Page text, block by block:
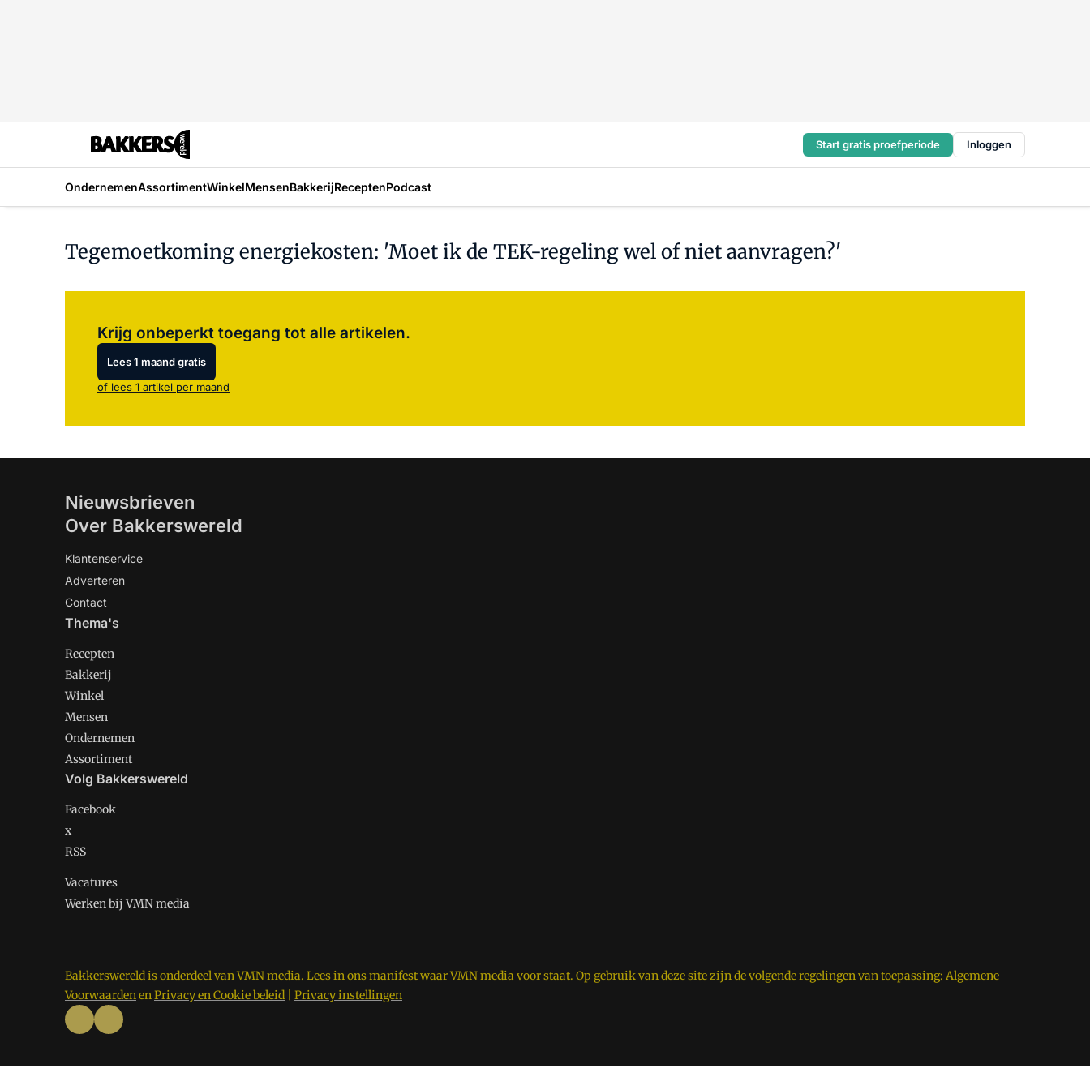
Start gratis proefperiode Inloggen
OndernemenAssortimentWinkelMensenBakkerijReceptenPodcast
Tegemoetkoming energiekosten: 'Moet ik de TEK-regeling wel of niet aanvragen?'
Krijg onbeperkt toegang tot alle artikelen.
Lees 1 maand gratis
of lees 1 artikel per maand
Nieuwsbrieven
Over Bakkerswereld
Klantenservice
Adverteren
Contact
Thema's
Recepten
Bakkerij
Winkel
Mensen
Ondernemen
Assortiment
Volg Bakkerswereld
Facebook
x
RSS
Vacatures
Werken bij VMN media
Bakkerswereld is onderdeel van VMN media. Lees inons manifestwaar VMN media voor staat. Op gebruik van deze site zijn de volgende regelingen van toepassing: Algemene
VoorwaardenenPrivacy en Cookie beleid Privacy instellingen